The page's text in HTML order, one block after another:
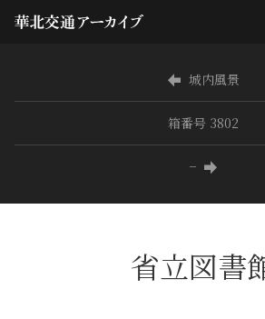
城内風景
箱番号 3802
−
省立図書